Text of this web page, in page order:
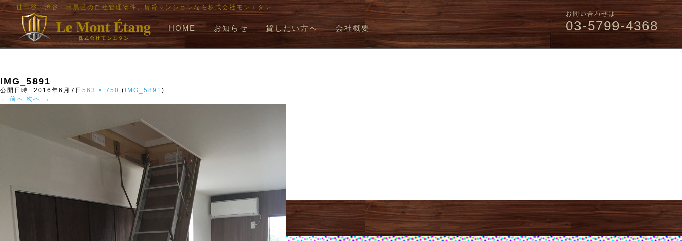
世田谷・渋谷・目黒区の自社管理物件、賃貸マンションなら株式会社モンエタン
HOME お知らせ 貸したい方へ 会社概要
お問い合わせは
03-5799-4368
IMG_5891
公開日時: 2016年6月7日 563 × 750 ( IMG_5891 )
← 前へ 次へ →